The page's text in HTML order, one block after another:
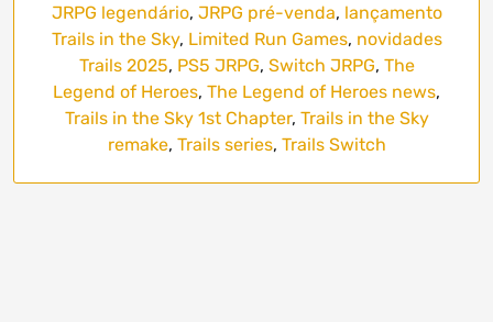
JRPG legendário, JRPG pré-venda, lançamento
Trails in the Sky, Limited Run Games, novidades
Trails 2025, PS5 JRPG, Switch JRPG, The
Legend of Heroes, The Legend of Heroes news,
Trails in the Sky 1st Chapter, Trails in the Sky
remake, Trails series, Trails Switch